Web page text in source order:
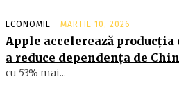
ECONOMIE MARTIE 10, 2026
Apple accelerează
a reduce dependența de
cu 53% mai...